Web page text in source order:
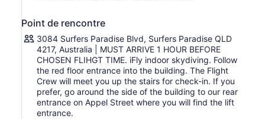
vous donnant deux fois plus de temps de chute libre
qu’un parachutisme en tandem.
Point de rencontre
3084 Surfers Paradise Blvd, Surfers Paradise QLD
4217, Australia | MUST ARRIVE 1 HOUR BEFORE
CHOSEN FLIHGT TIME. iFly indoor skydiving. Follow
the red floor entrance into the building. The Flight
Crew will meet you up the stairs for check-in. If you
prefer, go around the side of the building to our rear
entrance on Appel Street where you will find the lift
entrance.